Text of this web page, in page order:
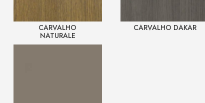
CARVALHO
NATURALE
CARVALHO DAKAR